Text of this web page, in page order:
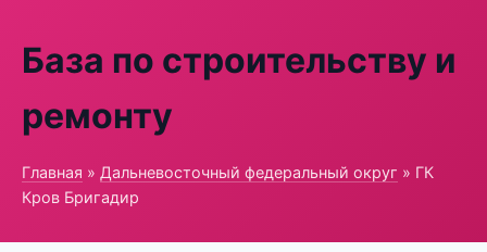
База по строительству и
ремонту
Главная » Дальневосточный федеральный округ » ГК
Кров Бригадир